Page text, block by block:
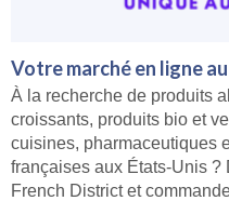
Votre marché en ligne
À la recherche de produits
croissants, produits bio et
cuisines, pharmaceutiques
françaises aux États-Unis
French District et